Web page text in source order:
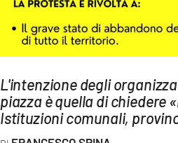
LAC TV
LAC NETWORK
LAC ONAIR
LaC
Network
L'intenzione degli
piazza è quella di chiedere
Istituzioni comunali,